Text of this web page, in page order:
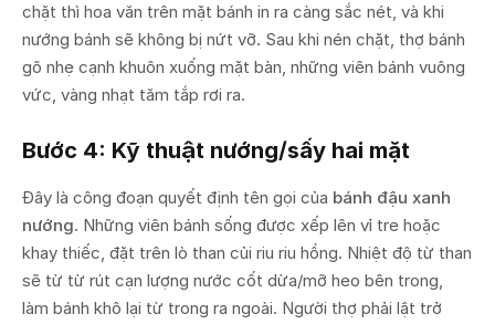
chặt thì hoa văn trên mặt bánh in ra càng sắc nét, và khi
nướng bánh sẽ không bị nứt vỡ. Sau khi nén chặt, thợ bánh
gõ nhẹ cạnh khuôn xuống mặt bàn, những viên bánh vuông
vức, vàng nhạt tăm tắp rơi ra.
Bước 4: Kỹ thuật nướng/sấy hai mặt
Đây là công đoạn quyết định tên gọi của bánh đậu xanh
nướng. Những viên bánh sống được xếp lên vỉ tre hoặc
khay thiếc, đặt trên lò than củi riu riu hồng. Nhiệt độ từ than
sẽ từ từ rút cạn lượng nước cốt dừa/mỡ heo bên trong,
làm bánh khô lại từ trong ra ngoài. Người thợ phải lật trở